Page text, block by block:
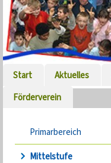
Start Aktuelles
Förderverein
Primarbereich
Mittelstufe